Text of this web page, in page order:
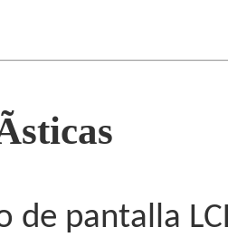
de pantalla